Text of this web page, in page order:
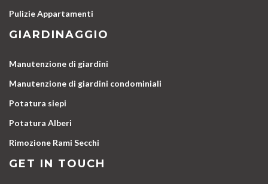
Pulizie Appartamenti
GIARDINAGGIO
Manutenzione di giardini
Manutenzione di giardini condominiali
Potatura siepi
Potatura Alberi
Rimozione Rami Secchi
GET IN TOUCH